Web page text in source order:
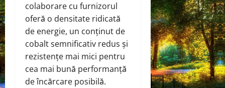
colaborare cu furnizorul
oferă o densitate ridicată
de energie, un conținut de
cobalt semnificativ redus și
rezistențe mai mici pentru
cea mai bună performanță
de încărcare posibilă.